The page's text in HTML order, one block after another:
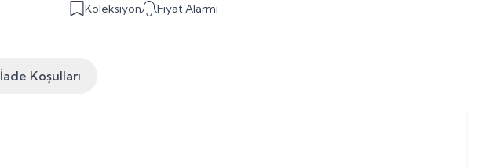
Koleksiyon Fiyat Alarmı
İade Koşulları